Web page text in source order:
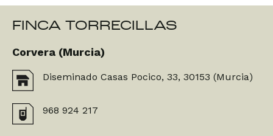
FINCA TORRECILLAS
Corvera (Murcia)
Diseminado Casas Pocico, 33, 30153 (Murcia)
968 924 217